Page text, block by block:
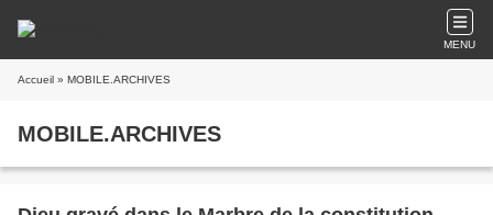
MENU
Accueil » MOBILE.ARCHIVES
MOBILE.ARCHIVES